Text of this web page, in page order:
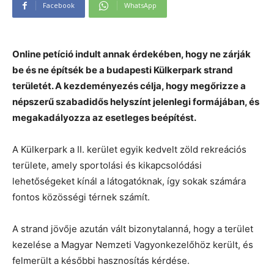
Facebook WhatsApp
Online petíció indult annak érdekében, hogy ne zárják
be és ne építsék be a budapesti Külkerpark strand
területét. A kezdeményezés célja, hogy megőrizze a
népszerű szabadidős helyszínt jelenlegi formájában, és
megakadályozza az esetleges beépítést.
A Külkerpark a II. kerület egyik kedvelt zöld rekreációs
területe, amely sportolási és kikapcsolódási
lehetőségeket kínál a látogatóknak, így sokak számára
fontos közösségi térnek számít.
A strand jövője azután vált bizonytalanná, hogy a terület
kezelése a Magyar Nemzeti Vagyonkezelőhöz került, és
felmerült a későbbi hasznosítás kérdése.